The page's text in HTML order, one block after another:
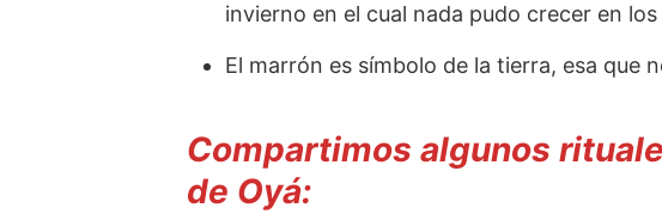
invierno en el cual nada pudo crecer en
El marrón es símbolo de la tierra, esa que
Compartimos algunos
de Oyá: